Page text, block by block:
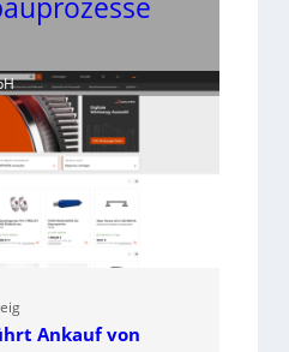
Ankauf von